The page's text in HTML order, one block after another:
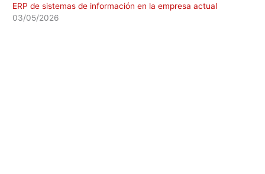
ERP de sistemas de información en la empresa actual
03/05/2026